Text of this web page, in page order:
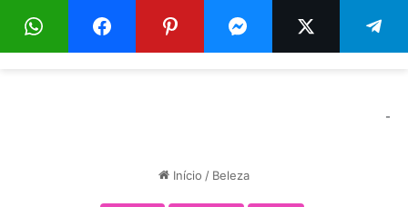
Menu
-
Início / Beleza